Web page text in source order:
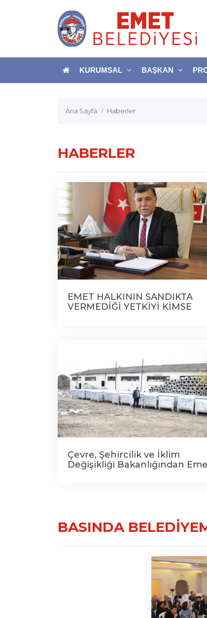
KURUMSAL BAŞKAN
Ana Sayfa Haberler
HABERLER
EMET HALKININ SANDIKTA
VERMEDİĞİ YETKİYİ KİMSE
Çevre, Şehircilik ve İklim
Değişikliği Bakanlığından
BASINDA